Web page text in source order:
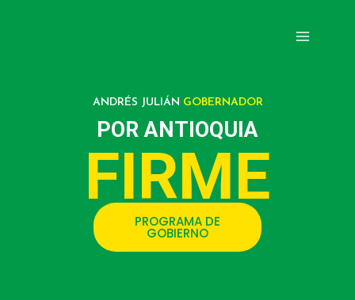
Main
ANDRÉS JULIÁN GOBERNADOR
POR ANTIOQUIA
FIRME
PROGRAMA DE
GOBIERNO